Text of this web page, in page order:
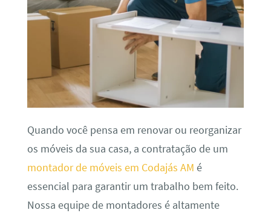
Quando você pensa em renovar ou reorganizar
os móveis da sua casa, a contratação de um
montador de móveis em Codajás AM é
essencial para garantir um trabalho bem feito.
Nossa equipe de montadores é altamente